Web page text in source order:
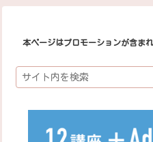
本ページはプロモーションが含ま